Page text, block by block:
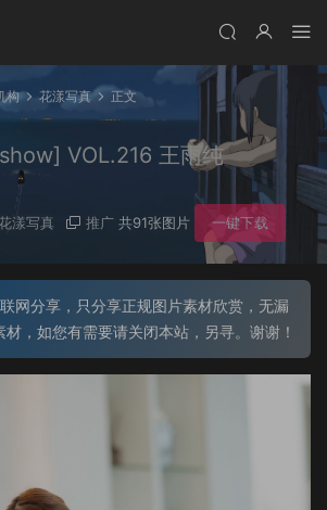
构 花漾写真 正文
VOL.216 王雨纯
漾写真 推广 共91张图片 一键下载
网分享，只分享正规图片素材欣赏，无漏
，如您有需要请关闭本站，另寻。谢谢！